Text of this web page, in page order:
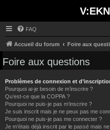
FAQ
Accueil du forum Foire aux
Foire aux questions
Problèmes de connexion et
Pourquoi ai-je besoin de m’inscrire ?
Qu’est-ce que la COPPA ?
Pourquoi ne puis-je pas m’inscrire ?
Je suis inscrit mais je ne peux pas me
Pourquoi ne puis-je pas me connecter ?
Je m’étais déjà inscrit par le passé mais